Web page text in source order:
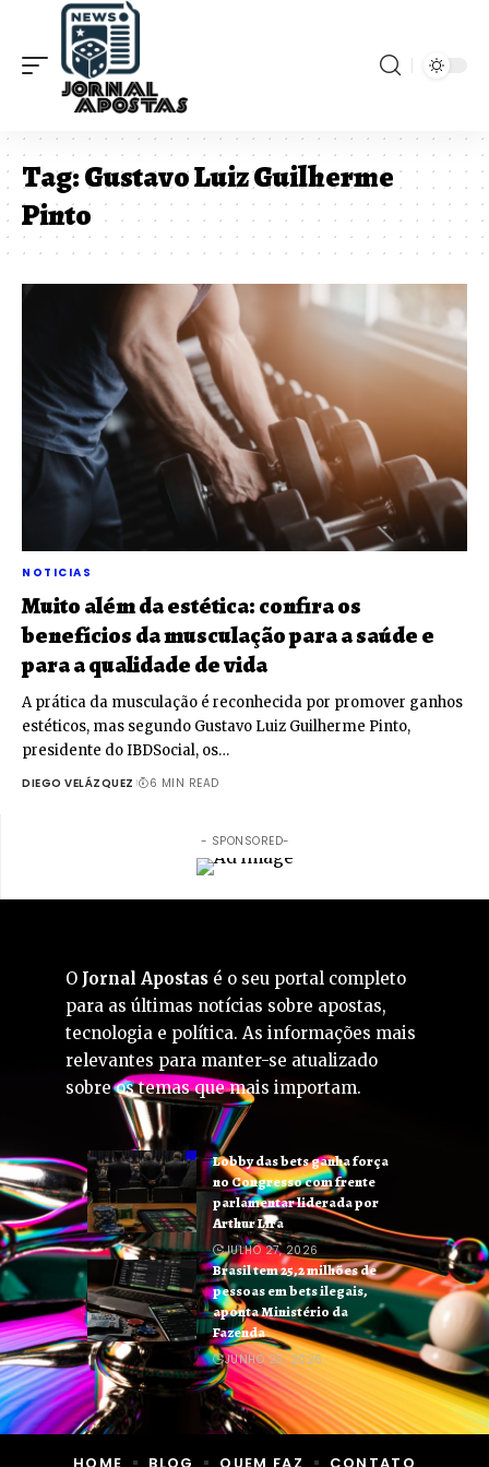
Tag:Gustavo Luiz Guilherme
Pinto
NOTICIAS
Muito além da estética: confira os
benefícios da musculação para a saúde e
para a qualidade de vida
A prática da musculação é reconhecida por promover ganhos
estéticos, mas segundo Gustavo Luiz Guilherme Pinto,
presidente do IBDSocial, os…
DIEGO VELÁZQUEZ 6 MIN READ
- SPONSORED-
O Jornal Apostas é o seu portal completo
para as últimas notícias sobre apostas,
tecnologia e política. As informações mais
relevantes para manter-se atualizado
sobre os temas que mais importam.
Lobby das bets ganha força
no Congresso com frente
parlamentar liderada por
Arthur Lira
JULHO 27, 2026
Brasil tem 25,2 milhões de
pessoas em bets ilegais,
aponta Ministério da
Fazenda
JUNHO 23, 2026